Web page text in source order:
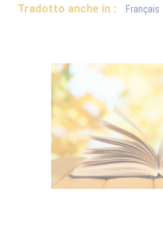
Tradotto anche in : Français